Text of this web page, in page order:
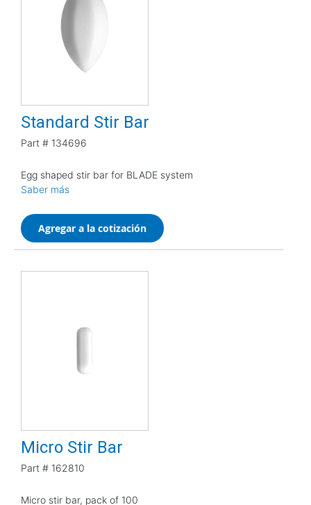
Standard Stir Bar
Part # 134696
Egg shaped stir bar for BLADE system
Saber más
Agregar a la cotización
Micro Stir Bar
Part # 162810
Micro stir bar, pack of 100